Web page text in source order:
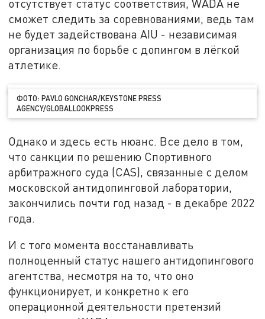
отсутствует статус соответствия, WADA не
сможет следить за соревнованиями, ведь там
не будет задействована AIU - независимая
организация по борьбе с допингом в лёгкой
атлетике.
ФОТО: PAVLO GONCHAR/KEYSTONE PRESS
AGENCY/GLOBALLOOKPRESS
Однако и здесь есть нюанс. Все дело в том,
что санкции по решению Спортивного
арбитражного суда (CAS), связанные с делом
московской антидопинговой лаборатории,
закончились почти год назад - в декабре 2022
года.
И с того момента восстанавливать
полноценный статус нашего антидопингового
агентства, несмотря на то, что оно
функционирует, и конкретно к его
операционной деятельности претензий